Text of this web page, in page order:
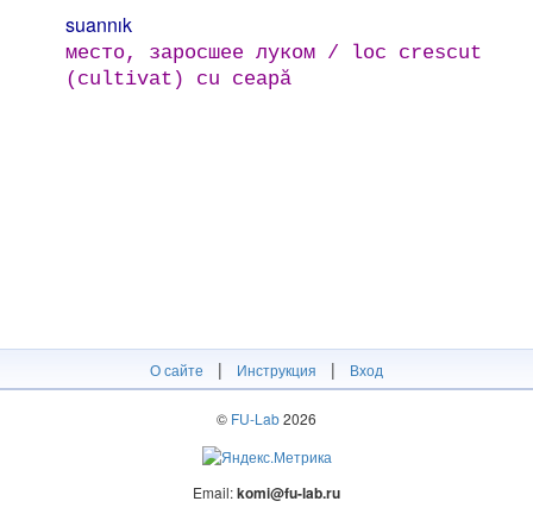
suannık
место, заросшее луком / loc crescut
(cultivat) cu ceapă
О сайте | Инструкция | Вход
© FU-Lab2026
Email:komi@fu-lab.ru